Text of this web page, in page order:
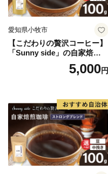
愛知県小牧市
【こだわりの贅沢コーヒー】
「Sunny side」の自家焙煎珈
琲こまきブレンド（100g）
5,000円